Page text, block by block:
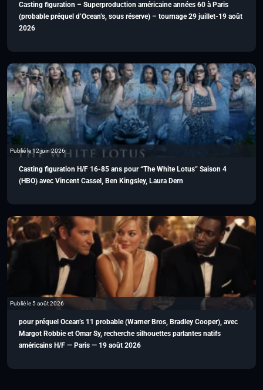
Casting figuration – Superproduction américaine années 60 à Paris
(probable préquel d’Ocean’s, sous réserve) – tournage 29 juillet-19 août
2026
Publié le 12 juin 2026
Casting figuration H/F 16-85 ans pour “The White Lotus” Saison 4
(HBO) avec Vincent Cassel, Ben Kingsley, Laura Dern
Publié le 5 août 2026
pour préquel Ocean’s 11 probable (Warner Bros, Bradley Cooper), avec
Margot Robbie et Omar Sy, recherche silhouettes parlantes natifs
américains H/F — Paris — 19 août 2026